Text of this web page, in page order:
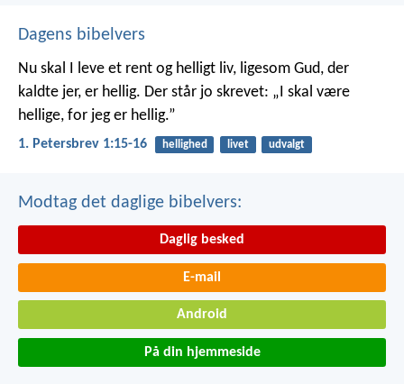
Dagens bibelvers
Nu skal I leve et rent og helligt liv, ligesom Gud, der
kaldte jer, er hellig. Der står jo skrevet: „I skal være
hellige, for jeg er hellig.”
1. Petersbrev 1:15-16 hellighed livet udvalgt
Modtag det daglige bibelvers:
Daglig besked
E-mail
Android
På din hjemmeside